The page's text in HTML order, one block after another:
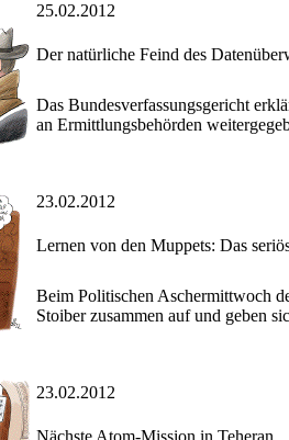
25.02.2012
Der natürliche Feind des
Das Bundesverfassungsgericht
an Ermittlungsbehörden
23.02.2012
Lernen von den Muppets: Das
Beim Politischen Aschermittwoch
Stoiber zusammen auf und geben
23.02.2012